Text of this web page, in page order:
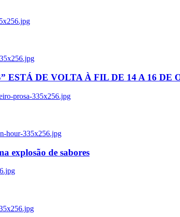
ESTÁ DE VOLTA À FIL DE 14 A 16 DE
prosa-335x256.jpg
hour-335x256.jpg
explosão de sabores